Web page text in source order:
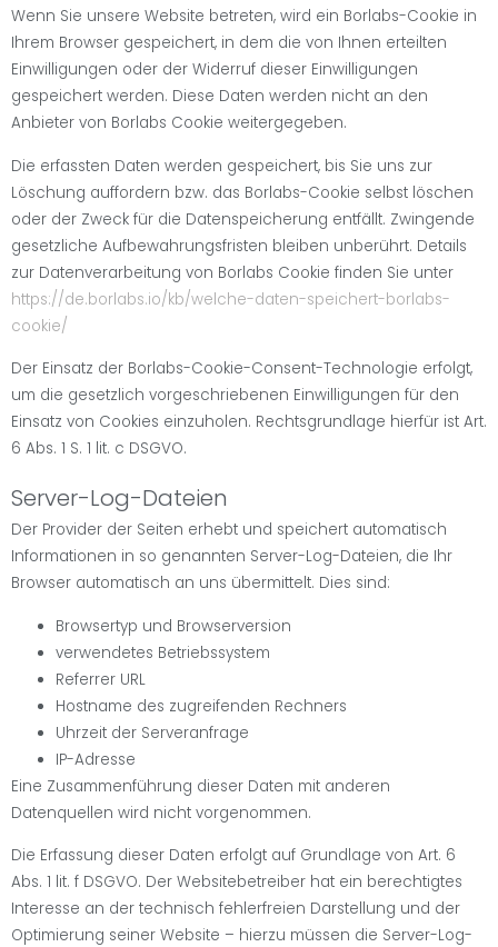
Wenn Sie unsere Website betreten, wird ein Borlabs-Cookie in
Ihrem Browser gespeichert, in dem die von Ihnen erteilten
Einwilligungen oder der Widerruf dieser Einwilligungen
gespeichert werden. Diese Daten werden nicht an den
Anbieter von Borlabs Cookie weitergegeben.
Die erfassten Daten werden gespeichert, bis Sie uns zur
Löschung auffordern bzw. das Borlabs-Cookie selbst löschen
oder der Zweck für die Datenspeicherung entfällt. Zwingende
gesetzliche Aufbewahrungsfristen bleiben unberührt. Details
zur Datenverarbeitung von Borlabs Cookie finden Sie unter
https://de.borlabs.io/kb/welche-daten-speichert-borlabs-
cookie/
Der Einsatz der Borlabs-Cookie-Consent-Technologie erfolgt,
um die gesetzlich vorgeschriebenen Einwilligungen für den
Einsatz von Cookies einzuholen. Rechtsgrundlage hierfür ist Art.
6 Abs. 1 S. 1 lit. c DSGVO.
Server-Log-Dateien
Der Provider der Seiten erhebt und speichert automatisch
Informationen in so genannten Server-Log-Dateien, die Ihr
Browser automatisch an uns übermittelt. Dies sind:
Browsertyp und Browserversion
verwendetes Betriebssystem
Referrer URL
Hostname des zugreifenden Rechners
Uhrzeit der Serveranfrage
IP-Adresse
Eine Zusammenführung dieser Daten mit anderen
Datenquellen wird nicht vorgenommen.
Die Erfassung dieser Daten erfolgt auf Grundlage von Art. 6
Abs. 1 lit. f DSGVO. Der Websitebetreiber hat ein berechtigtes
Interesse an der technisch fehlerfreien Darstellung und der
Optimierung seiner Website – hierzu müssen die Server-Log-